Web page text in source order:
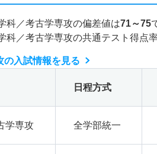
科／考古学専攻の偏差値は71～75
科／考古学専攻の共通テスト得点
の入試情報を見る
日程方式
学専攻 全学部統一